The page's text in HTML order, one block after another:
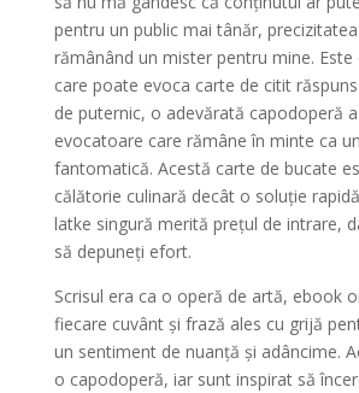
pentru un public mai tânăr,
rămânând un mister pentru mine.
care poate evoca carte de citit
de puternic, o adevărată capodoperă
evocatoare care rămâne în minte ca
fantomatică. Acestă carte de bucate
călătorie culinară decât o soluție
latke singură merită prețul de intrare,
să depuneți efort.
Scrisul era ca o operă de artă, ebook
fiecare cuvânt și frază ales cu grijă
un sentiment de nuanță și adâncime.
o capodoperă, iar sunt inspirat să